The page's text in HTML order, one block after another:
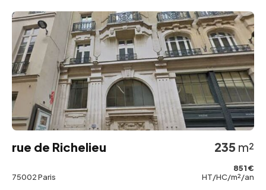
rue de Richelieu
75002 Paris
235 m²
851 €
HT/HC/m²/an